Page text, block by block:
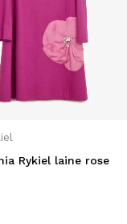
Rykiel laine rose